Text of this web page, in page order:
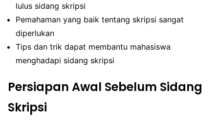
lulus sidang skripsi
Pemahaman yang baik tentang skripsi sangat
diperlukan
Tips dan trik dapat membantu mahasiswa
menghadapi sidang skripsi
Persiapan Awal Sebelum Sidang
Skripsi